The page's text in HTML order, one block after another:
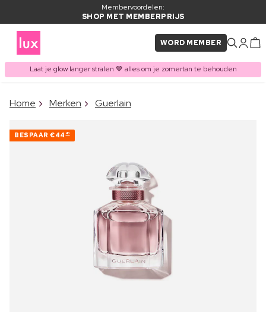
Membervoordelen:
SHOP MET MEMBERPRIJS
WORD MEMBER
Laat je glow langer stralen 🤎 alles om je zomertan te behouden
ITEM TOEGEVOEGD AAN
Home Merken Guerlain
BESPAAR €44 40